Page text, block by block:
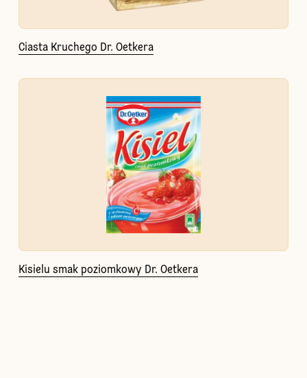
Ciasta Kruchego Dr. Oetkera
Kisielu smak poziomkowy Dr. Oetkera